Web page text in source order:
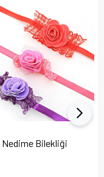
Nedime Bilekliği